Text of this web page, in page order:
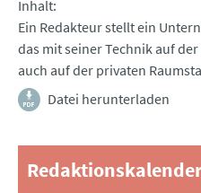
Inhalt
Ein Redakteur stellt ein
das mit seiner Technik auf
auch auf der privaten
Datei herunterladen